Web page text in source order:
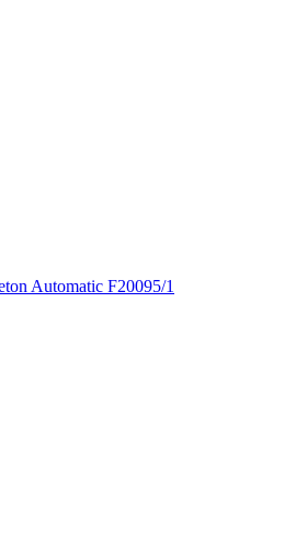
Automatic F20095/1